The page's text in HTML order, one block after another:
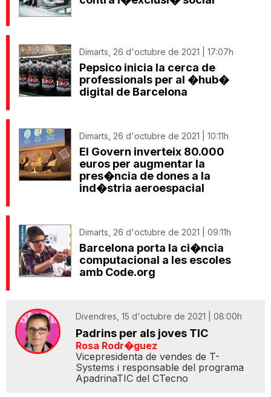
Dimarts, 26 d'octubre de 2021 | 17:07h
Pepsico inicia la cerca de
professionals per al �hub�
digital de Barcelona
Dimarts, 26 d'octubre de 2021 | 10:11h
El Govern inverteix 80.000
euros per augmentar la
pres�ncia de dones a la
ind�stria aeroespacial
Dimarts, 26 d'octubre de 2021 | 09:11h
Barcelona porta la ci�ncia
computacional a les escoles
amb Code.org
Divendres, 15 d'octubre de 2021 | 08:00h
Padrins per als joves TIC
Rosa Rodr�guez
Vicepresidenta de vendes de T-
Systems i responsable del programa
ApadrinaTIC del CTecno